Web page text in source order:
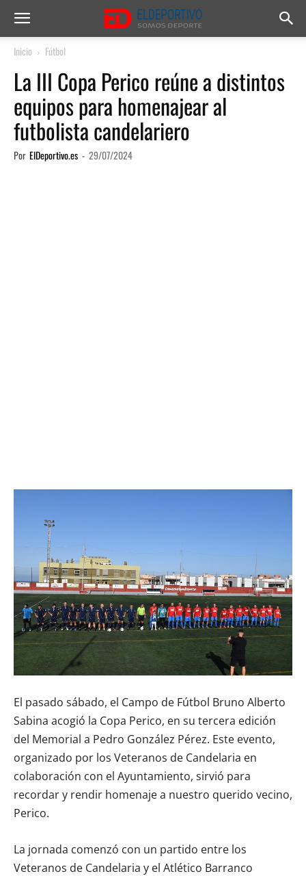
Inicio Fútbol
La III Copa Perico reúne a distintos
equipos para homenajear al
futbolista candelariero
Por ElDeportivo.es - 29/07/2024
El pasado sábado, el Campo de Fútbol Bruno Alberto
Sabina acogió la Copa Perico, en su tercera edición
del Memorial a Pedro González Pérez. Este evento,
organizado por los Veteranos de Candelaria en
colaboración con el Ayuntamiento, sirvió para
recordar y rendir homenaje a nuestro querido vecino,
Perico.
La jornada comenzó con un partido entre los
Veteranos de Candelaria y el Atlético Barranco